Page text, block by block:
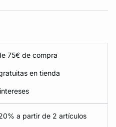
75€ de compra
en tienda
a partir de 2 artículos